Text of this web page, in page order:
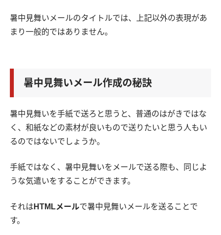
暑中見舞いメールのタイトルでは、上記以外の表現があ
まり一般的ではありません。
暑中見舞いメール作成の秘訣
暑中見舞いを手紙で送ろと思うと、普通のはがきではな
く、和紙などの素材が良いもので送りたいと思う人もい
るのではないでしょうか。
手紙ではなく、暑中見舞いをメールで送る際も、同じよ
うな気遣いをすることができます。
それは HTMLメールで暑中見舞いメールを送ることで
す。